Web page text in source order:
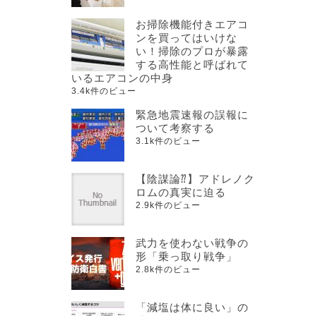
お掃除機能付きエアコ
ンを買ってはいけな
い！掃除のプロが暴露
する高性能と呼ばれて
いるエアコンの中身
3.4k件のビュー
緊急地震速報の誤報に
ついて考察する
3.1k件のビュー
【陰謀論⁇】アドレノク
ロムの真実に迫る
2.9k件のビュー
武力を使わない戦争の
形「乗っ取り戦争」
2.8k件のビュー
「減塩は体に良い」の